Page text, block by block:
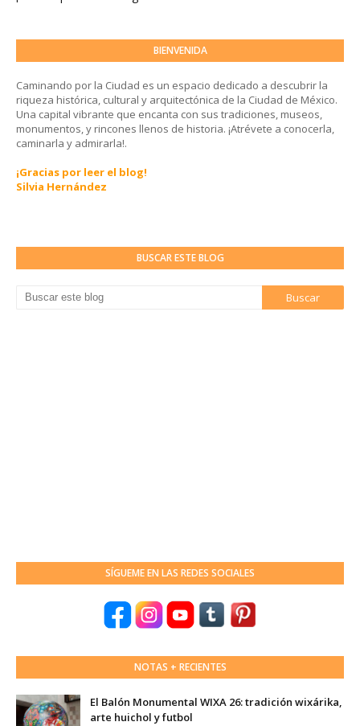
BIENVENIDA
Caminando por la Ciudad es un espacio dedicado a descubrir la
riqueza histórica, cultural y arquitectónica de la Ciudad de México.
Una capital vibrante que encanta con sus tradiciones, museos,
monumentos, y rincones llenos de historia. ¡Atrévete a conocerla,
caminarla y admirarla!.
¡Gracias por leer el blog!
Silvia Hernández
BUSCAR ESTE BLOG
SÍGUEME EN LAS REDES SOCIALES
NOTAS + RECIENTES
El Balón Monumental WIXA 26: tradición wixárika,
arte huichol y futbol